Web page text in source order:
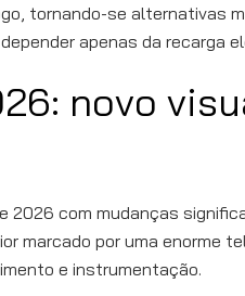
tornando-se alternativas
apenas da recarga
novo
2026 com mudanças
marcado por uma enorme
e instrumentação.